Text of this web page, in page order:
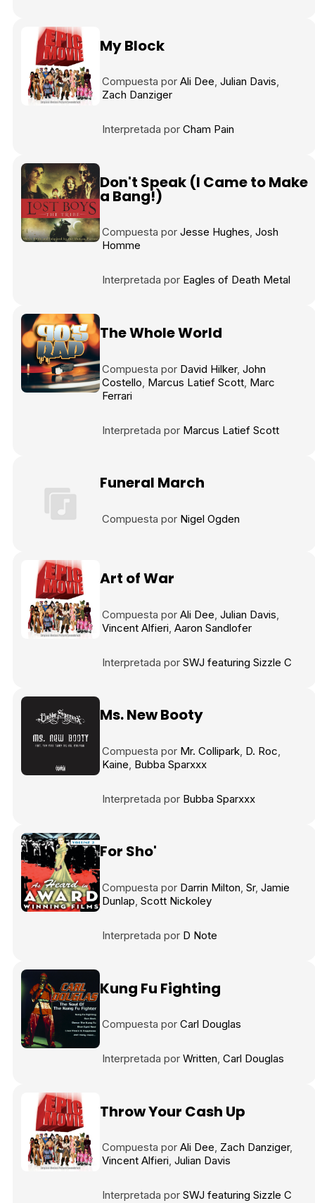
My Block
Compuesta por Ali Dee Julian Davis
Zach Danziger
Interpretada por Cham Pain
Don't Speak (I Came to Make
a Bang!)
Compuesta por Jesse Hughes Josh
Homme
Interpretada por Eagles of Death Metal
The Whole World
Compuesta por David Hilker John
Costello Marcus Latief Scott Marc
Ferrari
Interpretada por Marcus Latief Scott
Funeral March
Compuesta por Nigel Ogden
Art of War
Compuesta por Ali Dee Julian Davis
Vincent Alfieri Aaron Sandlofer
Interpretada por SWJ featuring Sizzle C
Ms. New Booty
Compuesta por Mr. Collipark D. Roc
Kaine Bubba Sparxxx
Interpretada por Bubba Sparxxx
For Sho'
Compuesta por Darrin Milton Sr Jamie
Dunlap Scott Nickoley
Interpretada por D Note
Kung Fu Fighting
Compuesta por Carl Douglas
Interpretada por Written Carl Douglas
Throw Your Cash Up
Compuesta por Ali Dee Zach Danziger
Vincent Alfieri Julian Davis
Interpretada por SWJ featuring Sizzle C